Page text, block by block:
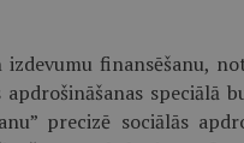
finansēšanu,
speciālā
precizē sociālās